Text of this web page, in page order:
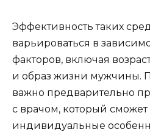
Эффективность таких
варьироваться в
факторов, включая
и образ жизни мужчины.
важно предварительно
с врачом, который
индивидуальные